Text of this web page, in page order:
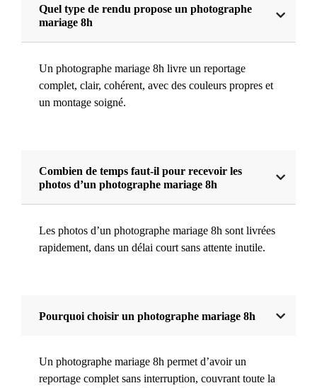
Quel type de rendu propose un photographe
mariage 8h
Un photographe mariage 8h livre un reportage
complet, clair, cohérent, avec des couleurs propres et
un montage soigné.
Combien de temps faut-il pour recevoir les
photos d’un photographe mariage 8h
Les photos d’un photographe mariage 8h sont livrées
rapidement, dans un délai court sans attente inutile.
Pourquoi choisir un photographe mariage 8h
Un photographe mariage 8h permet d’avoir un
reportage complet sans interruption, couvrant toute la